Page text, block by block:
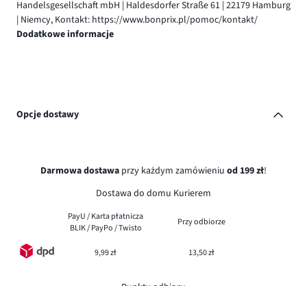
Handelsgesellschaft mbH | Haldesdorfer Straße 61 | 22179 Hamburg
| Niemcy, Kontakt: https://www.bonprix.pl/pomoc/kontakt/
Dodatkowe informacje
Opcje dostawy
Darmowa dostawa przy każdym zamówieniu od 199 zł!
Dostawa do domu Kurierem
PayU / Karta płatnicza
BLIK / PayPo / Twisto
Przy odbiorze
9,99 zł 13,50 zł